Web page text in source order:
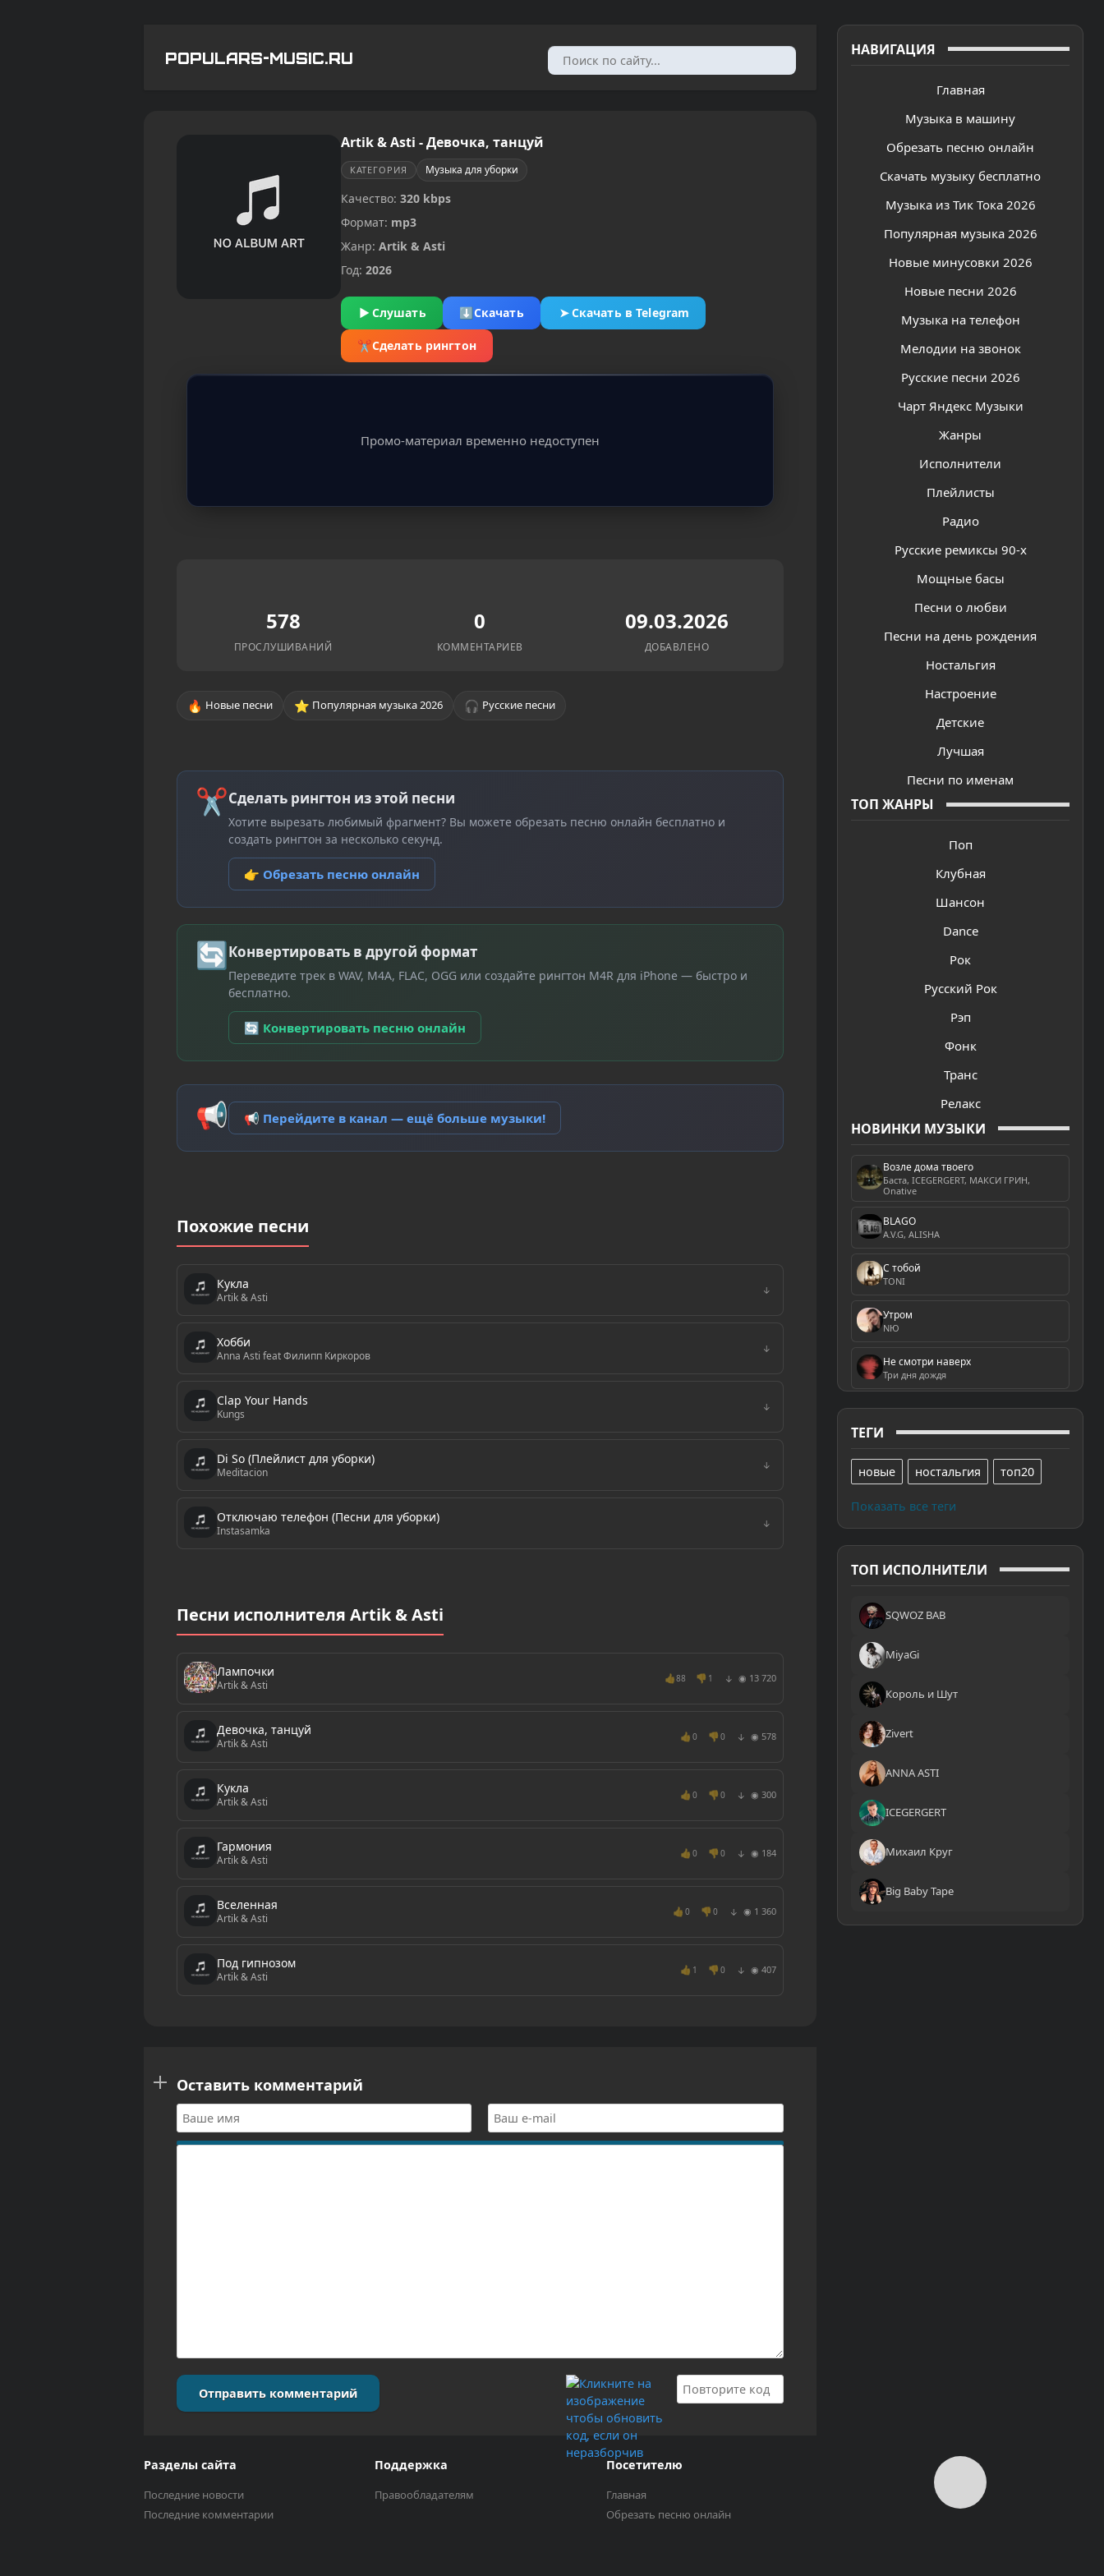
POPULARS-MUSIC.RU НАВИГАЦИЯ
Главная
Музыка в машину
Обрезать песню онлайн
Скачать музыку бесплатно
Музыка из Тик Тока 2026
Популярная музыка 2026
Новые минусовки 2026
Новые песни 2026
Музыка на телефон
Мелодии на звонок
Русские песни 2026
Чарт Яндекс Музыки
Жанры
Исполнители
Плейлисты
Радио
Русские ремиксы 90-х
Мощные басы
Песни о любви
Песни на день рождения
Ностальгия
Настроение
Детские
Лучшая
Песни по именам
ТОП ЖАНРЫ
Поп
Клубная
Шансон
Dance
Рок
Русский Рок
Рэп
Фонк
Транс
Релакс
НОВИНКИ МУЗЫКИ
Возле дома твоего
Баста, ICEGERGERT, МАКСИ ГРИН,
Onative
BLAGO
A.V.G, ALISHA
С тобой
TONI
Утром
NЮ
Не смотри наверх
Три дня дождя
ТЕГИ
новые ностальгия топ20
Показать все теги
ТОП ИСПОЛНИТЕЛИ
SQWOZ BAB
MiyaGi
Король и Шут
Zivert
ANNA ASTI
ICEGERGERT
Михаил Круг
Big Baby Tape
Artik & Asti - Девочка, танцуй
КАТЕГОРИЯ Музыка для уборки
Качество: 320 kbps
Формат: mp3
Жанр: Artik & Asti
Год: 2026
▶ Слушать ⬇Скачать ➤Скачать в Telegram
✂Сделать рингтон
Промо-материал временно недоступен
578
ПРОСЛУШИВАНИЙ
0
КОММЕНТАРИЕВ
09.03.2026
ДОБАВЛЕНО
🔥 Новые песни ⭐ Популярная музыка 2026 🎧 Русские песни
✂Сделать рингтон из этой песни
Хотите вырезать любимый фрагмент? Вы можете обрезать песню онлайн бесплатно и
создать рингтон за несколько секунд.
👉 Обрезать песню онлайн
🔄Конвертировать в другой формат
Переведите трек в WAV, M4A, FLAC, OGG или создайте рингтон M4R для iPhone — быстро и
бесплатно.
🔄 Конвертировать песню онлайн
📢 📢 Перейдите в канал — ещё больше музыки!
Похожие песни
Кукла
Artik & Asti ↓
Хобби
Anna Asti feat Филипп Киркоров ↓
Clap Your Hands
Kungs ↓
Di So (Плейлист для уборки)
Meditacion ↓
Отключаю телефон (Песни для уборки)
Instasamka ↓
Песни исполнителя Artik & Asti
Лампочки
Artik & Asti
👍88 👎 1 ↓ ◉ 13 720
Девочка, танцуй
Artik & Asti
👍 0 👎 0 ↓ ◉ 578
Кукла
Artik & Asti
👍 0 👎 0 ↓ ◉ 300
Гармония
Artik & Asti
👍 0 👎 0 ↓ ◉ 184
Вселенная
Artik & Asti
👍 0 👎 0 ↓ ◉ 1 360
Под гипнозом
Artik & Asti
👍 1 👎 0 ↓ ◉ 407
Оставить комментарий
Отправить комментарий
Разделы сайта
Последние новости
Последние комментарии
Поддержка
Правообладателям
Посетителю
Главная
Обрезать песню онлайн